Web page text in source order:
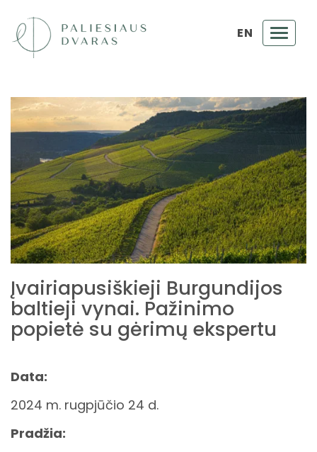
EN
Įvairiapusiškieji Burgundijos
baltieji vynai. Pažinimo
popietė su gėrimų ekspertu
Data:
2024 m. rugpjūčio 24 d.
Pradžia: